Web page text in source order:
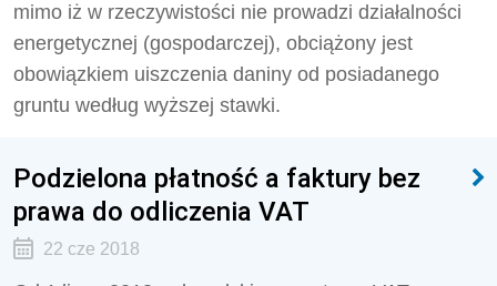
mimo iż w rzeczywistości nie prowadzi działalności
energetycznej (gospodarczej), obciążony jest
obowiązkiem uiszczenia daniny od posiadanego
gruntu według wyższej stawki.
Podzielona płatność a faktury bez
prawa do odliczenia VAT
22 cze 2018